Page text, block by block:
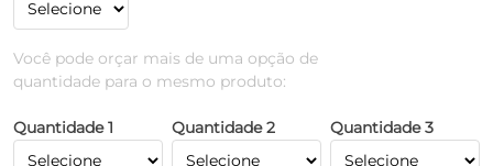
Você pode orçar mais de uma opção de
quantidade para o mesmo produto:
Quantidade 1 Quantidade 2 Quantidade 3